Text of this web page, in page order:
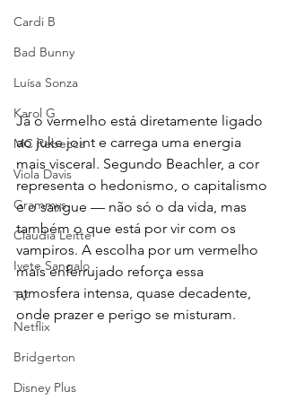
Cardi B
Bad Bunny
Luísa Sonza
Karol G
MC Rebecca
Viola Davis
Grammys
Claudia Leitte
Ivete Sangalo
TV
Netflix
Bridgerton
Disney Plus
Já o vermelho está diretamente ligado
ao juke joint e carrega uma energia
mais visceral. Segundo Beachler, a cor
representa o hedonismo, o capitalismo
e o sangue — não só o da vida, mas
também o que está por vir com os
vampiros. A escolha por um vermelho
mais enferrujado reforça essa
atmosfera intensa, quase decadente,
onde prazer e perigo se misturam.